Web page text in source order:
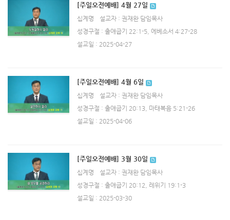
[주일오전예배] 4월 27일
십계명
설교자 : 권재완 담임목사
성경구절 : 출애굽기 22:1-5, 에베소서 4:27-28
설교일 : 2025-04-27
[주일오전예배] 4월 6일
십계명
설교자 : 권재완 담임목사
성경구절 : 출애굽기 20:13, 마태복음 5:21-26
설교일 : 2025-04-06
[주일오전예배] 3월 30일
십계명
설교자 : 권재완 담임목사
성경구절 : 출애굽기 20:12, 레위기 19:1-3
설교일 : 2025-03-30